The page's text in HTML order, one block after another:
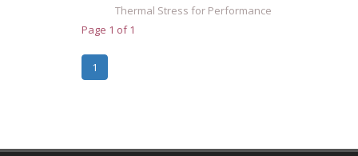
Thermal Stress for Performance
Page 1 of 1
1